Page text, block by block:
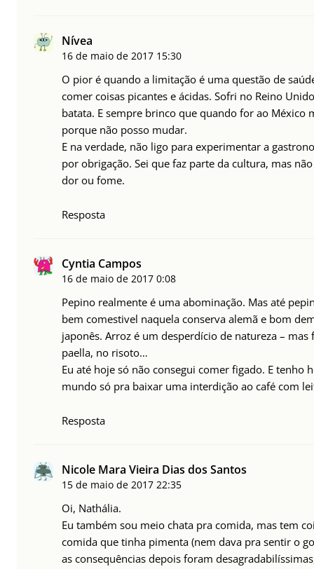
Nívea
16 de maio de 2017 15:30
O pior é quando a limitação é uma questão de
comer coisas picantes e ácidas. Sofri no Reino
batata. E sempre brinco que quando for ao México
porque não posso mudar.
E na verdade, não ligo para experimentar a
por obrigação. Sei que faz parte da cultura, mas
dor ou fome.
Resposta
Cyntia Campos
16 de maio de 2017 0:08
Pepino realmente é uma abominação. Mas até
bem comestivel naquela conserva alemã e bom
japonês. Arroz é um desperdício de natureza –
paella, no risoto…
Eu até hoje só não consegui comer figado. E
mundo só pra baixar uma interdição ao café com
Resposta
Nicole Mara Vieira Dias dos Santos
15 de maio de 2017 22:35
Oi, Nathália.
Eu também sou meio chata pra comida, mas tem
comida que tinha pimenta (nem dava pra sentir o
as consequências depois foram